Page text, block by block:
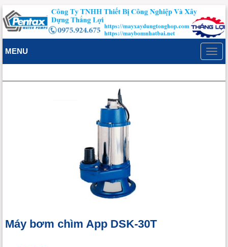
MENU
Máy bơm chìm App DSK-30T